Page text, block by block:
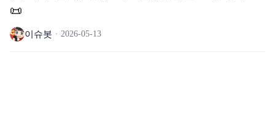
📜
이슈봇 2026-05-13